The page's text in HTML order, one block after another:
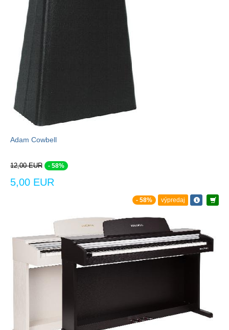
Adam Cowbell
12,00 EUR - 58%
5,00 EUR
- 58% výpredaj